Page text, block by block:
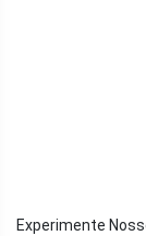
Experimente